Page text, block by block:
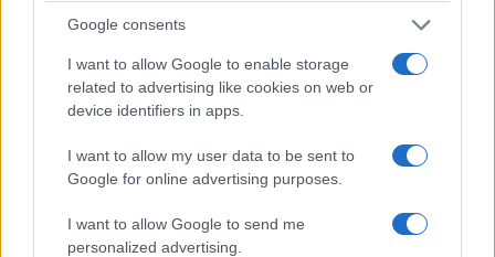
Google consents
I want to allow Google to enable storage
related to advertising like cookies on web or
device identifiers in apps.
I want to allow my user data to be sent to
Google for online advertising purposes.
I want to allow Google to send me
personalized advertising.
Ecco allora il vero gioco delle ipotesi, quello che
lega insieme i due fili del racconto di Fabiola: un
Massimo Troisi ancora presente per intercedere, e
un segnale — quello delle canzoni di Capodanno
— colto e non lasciato cadere. In questo scenario
alternativo, i quattro giorni che separarono quel
concerto dalla scomparsa di Pino Danielenon